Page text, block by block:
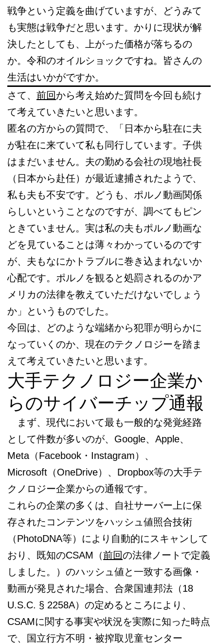
戦争という定義を曲げていますが、どうみて
も実態は戦争だと思います。かりに現状が解
決したとしても、上がった価格が落ちるの
か。令和のオイルショックですね。皆さんの
生活はいかがですか。
さて、 前回から考え始めた質問を今回も続け
て考えていきたいと思います。
匿名の方からの質問で、「日本から駐在に夫
が駐在に来ていて私も同行しています。子供
はまだいません。夫の勤める会社の現地社長
（日本から赴任）が最近逮捕されたようで、
私も夫も不安です。どうも、ポルノ動画関係
らしいということなのですが、調べてもピン
ときていません。実は私の夫もポルノ動画な
どを見ていることは薄々わかっているのです
が、夫もなにかトラブルに巻き込まれないか
心配です。ポルノを観ると処罰されるのかア
メリカの法律を教えていただけないでしょう
か」というものでした。
今回は、どのような端緒から犯罪が明らかに
なっていくのか、現在のテクノロジーを踏ま
えて考えていきたいと思います。
大手テクノロジー企業か
らのサイバーチップ通報
まず、現代において最も一般的な発覚経路
として件数が多いのが、Google、Apple、
Meta（Facebook・Instagram）、
Microsoft（OneDrive）、Dropbox等の大手テ
クノロジー企業からの通報です。
これらの企業の多くは、自社サーバー上に保
存されたコンテンツをハッシュ値照合技術
（PhotoDNA等）により自動的にスキャンして
おり、既知のCSAM（前回の法律ノートで定義
しました。）のハッシュ値と一致する画像・
動画が発見された場合、合衆国連邦法（18
U.S.C. § 2258A）の定めるところにより、
CSAMに関する事実や状況を実際に知った時点
で、国立行方不明・被搾取児童センター